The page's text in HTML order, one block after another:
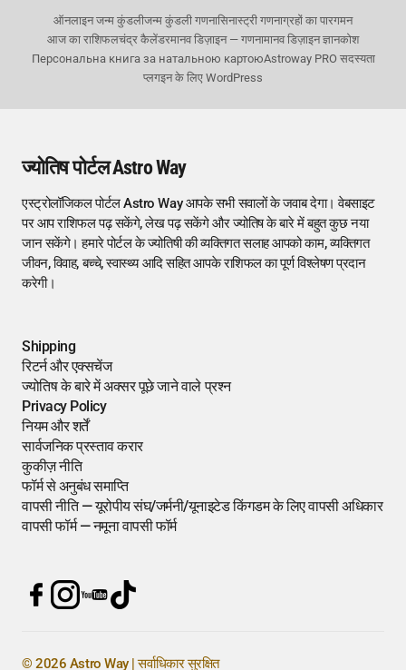
ऑनलाइन जन्म कुंडलीजन्म कुंडली गणनासिनास्ट्री गणनाग्रहों का पारगमन
आज का राशिफलचंद्र कैलेंडरमानव डिज़ाइन — गणनामानव डिज़ाइन ज्ञानकोश
Персональна книга за натальною картоюAstroway PRO सदस्यता
प्लगइन के लिए WordPress
ज्योतिष पोर्टल Astro Way
एस्ट्रोलॉजिकल पोर्टल Astro Way आपके सभी सवालों के जवाब देगा। वेबसाइट
पर आप राशिफल पढ़ सकेंगे, लेख पढ़ सकेंगे और ज्योतिष के बारे में बहुत कुछ नया
जान सकेंगे। हमारे पोर्टल के ज्योतिषी की व्यक्तिगत सलाह आपको काम, व्यक्तिगत
जीवन, विवाह, बच्चे, स्वास्थ्य आदि सहित आपके राशिफल का पूर्ण विश्लेषण प्रदान
करेगी।
Shipping
रिटर्न और एक्सचेंज
ज्योतिष के बारे में अक्सर पूछे जाने वाले प्रश्न
Privacy Policy
नियम और शर्तें
सार्वजनिक प्रस्ताव करार
कुकीज़ नीति
फॉर्म से अनुबंध समाप्ति
वापसी नीति — यूरोपीय संघ/जर्मनी/यूनाइटेड किंगडम के लिए वापसी अधिकार
वापसी फॉर्म — नमूना वापसी फॉर्म
© 2026 Astro Way | सर्वाधिकार सुरक्षित